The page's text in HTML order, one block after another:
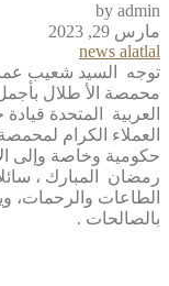
by admin
مارس 29, 2023
news alatlal
توجه السيد شعيب
محمصة الأ طلال بأجمل
العربية المتحدة
العملاء الكرام
حكومية وخاصة وإلى
رمضان المبارك ،
الطاعات والرحمات،
بالصالحات .